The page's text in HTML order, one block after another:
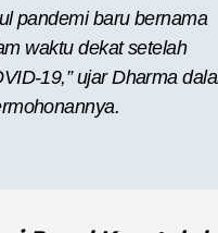
pandemi baru bernama
waktu dekat setelah
19,” ujar Dharma